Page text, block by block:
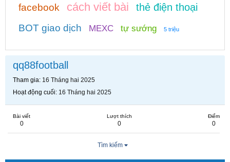
facebook cách viết bài thẻ điện thoại
BOT giao dịch MEXC tự sướng 5 triệu
qq88football
Tham gia 16 Tháng hai 2025
Hoạt động cuối 16 Tháng hai 2025
Bài viết
0
Lượt thích
0
Điểm
0
Tìm kiếm